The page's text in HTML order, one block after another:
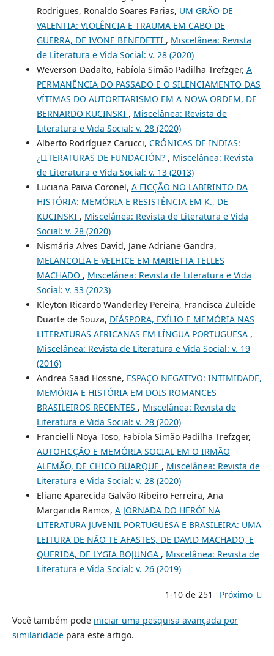
Rodrigues, Ronaldo Soares Farias, UM GRÃO DE
VALENTIA: VIOLÊNCIA E TRAUMA EM CABO DE
GUERRA, DE IVONE BENEDETTI , Miscelânea: Revista
de Literatura e Vida Social: v. 28 (2020)
Weverson Dadalto, Fabíola Simão Padilha Trefzger, A
PERMANÊNCIA DO PASSADO E O SILENCIAMENTO DAS
VÍTIMAS DO AUTORITARISMO EM A NOVA ORDEM, DE
BERNARDO KUCINSKI , Miscelânea: Revista de
Literatura e Vida Social: v. 28 (2020)
Alberto Rodríguez Carucci, CRÓNICAS DE INDIAS:
¿LITERATURAS DE FUNDACIÓN? , Miscelânea: Revista
de Literatura e Vida Social: v. 13 (2013)
Luciana Paiva Coronel, A FICÇÃO NO LABIRINTO DA
HISTÓRIA: MEMÓRIA E RESISTÊNCIA EM K., DE
KUCINSKI , Miscelânea: Revista de Literatura e Vida
Social: v. 28 (2020)
Nismária Alves David, Jane Adriane Gandra,
MELANCOLIA E VELHICE EM MARIETTA TELLES
MACHADO , Miscelânea: Revista de Literatura e Vida
Social: v. 33 (2023)
Kleyton Ricardo Wanderley Pereira, Francisca Zuleide
Duarte de Souza, DIÁSPORA, EXÍLIO E MEMÓRIA NAS
LITERATURAS AFRICANAS EM LÍNGUA PORTUGUESA ,
Miscelânea: Revista de Literatura e Vida Social: v. 19
(2016)
Andrea Saad Hossne, ESPAÇO NEGATIVO: INTIMIDADE,
MEMÓRIA E HISTÓRIA EM DOIS ROMANCES
BRASILEIROS RECENTES , Miscelânea: Revista de
Literatura e Vida Social: v. 28 (2020)
Francielli Noya Toso, Fabíola Simão Padilha Trefzger,
AUTOFICÇÃO E MEMÓRIA SOCIAL EM O IRMÃO
ALEMÃO, DE CHICO BUARQUE , Miscelânea: Revista de
Literatura e Vida Social: v. 28 (2020)
Eliane Aparecida Galvão Ribeiro Ferreira, Ana
Margarida Ramos, A JORNADA DO HERÓI NA
LITERATURA JUVENIL PORTUGUESA E BRASILEIRA: UMA
LEITURA DE NÃO TE AFASTES, DE DAVID MACHADO, E
QUERIDA, DE LYGIA BOJUNGA , Miscelânea: Revista de
Literatura e Vida Social: v. 26 (2019)
1-10 de 251 Próximo
Você também pode iniciar uma pesquisa avançada por
similaridadepara este artigo.